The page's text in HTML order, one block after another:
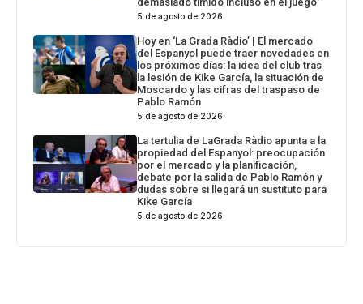
5 de agosto de 2026
Hoy en ‘La Grada Ràdio’ | El mercado
del Espanyol puede traer novedades en
los próximos días: la idea del club tras
la lesión de Kike García, la situación de
Moscardo y las cifras del traspaso de
Pablo Ramón
5 de agosto de 2026
La tertulia de LaGrada Ràdio apunta a la
propiedad del Espanyol: preocupación
por el mercado y la planificación,
debate por la salida de Pablo Ramón y
dudas sobre si llegará un sustituto para
Kike García
5 de agosto de 2026